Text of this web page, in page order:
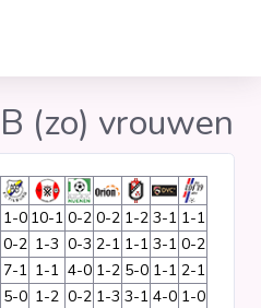
(zo) vrouwen
1-0 10-1 0-2 0-2 1-2 3-1 1-1
0-2 1-3 0-3 2-1 1-1 3-1 0-2
7-1 1-1 4-0 1-2 5-0 1-1 2-1
5-0 1-2 0-2 1-3 3-1 4-0 1-0